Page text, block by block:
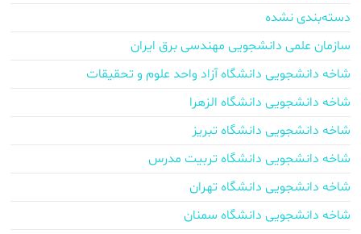
دسته‌بندی نشده
سازمان علمی دانشجویی مهندسی برق ایران
شاخه دانشجویی دانشگاه آزاد واحد علوم و تحقیقات
شاخه دانشجویی دانشگاه الزهرا
شاخه دانشجویی دانشگاه تبریز
شاخه دانشجویی دانشگاه تربیت مدرس
شاخه دانشجویی دانشگاه تهران
شاخه دانشجویی دانشگاه سمنان